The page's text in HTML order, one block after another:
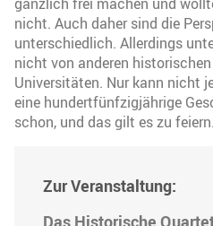
nicht. Auch daher sind die
unterschiedlich. Allerdings
nicht von anderen
Universitäten. Nur kann nicht
eine hundertfünfzigjährige
schon, und das gilt es zu feiern.
Zur Veranstaltung: